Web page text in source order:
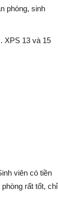
phòng, sinh
XPS 13 và 15
viên có tiền
rất tốt, chỉ